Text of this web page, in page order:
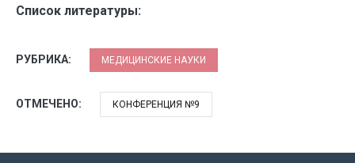
Список литературы:
РУБРИКА: МЕДИЦИНСКИЕ НАУКИ
ОТМЕЧЕНО: КОНФЕРЕНЦИЯ №9